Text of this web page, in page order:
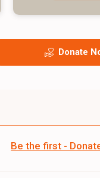
Donate
Be the first -